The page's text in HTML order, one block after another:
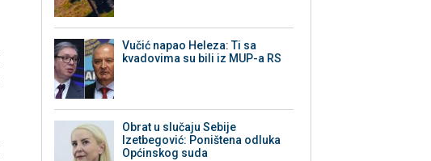
Vučić napao Heleza: Ti sa
kvadovima su bili iz MUP-a RS
Obrat u slučaju Sebije
Izetbegović: Poništena odluka
Općinskog suda